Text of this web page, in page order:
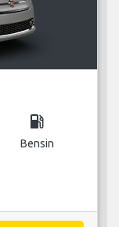
local_gas_station
Bensin